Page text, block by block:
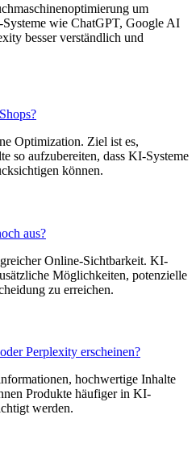
um
wie ChatGPT, Google AI
besser verständlich und
Optimization. Ziel ist es,
so aufzubereiten, dass KI-Systeme
können.
aus?
Online-Sichtbarkeit. KI-
Möglichkeiten, potenzielle
zu erreichen.
Perplexity erscheinen?
hochwertige Inhalte
Produkte häufiger in KI-
werden.